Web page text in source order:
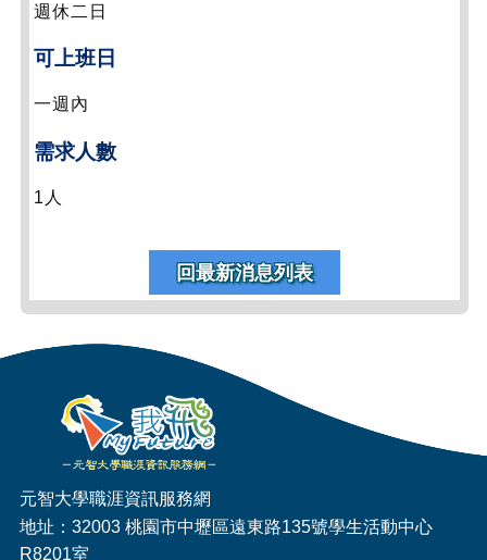
週休二日
可上班日
一週內
需求人數
1人
回最新消息列表
元智大學職涯資訊服務網
地址：32003 桃園市中壢區遠東路135號學生活動中心
R8201室